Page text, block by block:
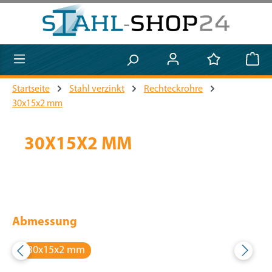
Zum Hauptinhalt springen
Startseite Stahl verzinkt
Rechteckrohre
30x15x2 mm
30X15X2 MM
Abmessung
30x15x2 mm